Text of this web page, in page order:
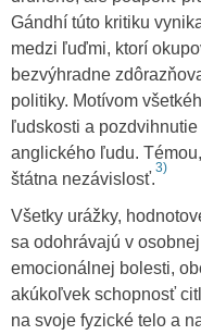
Gándhí túto kritiku
medzi ľuďmi, ktorí
bezvýhradne
politiky. Motívom
ľudskosti a
anglického ľudu.
štátna nezávislosť.
3)
Všetky urážky,
sa odohrávajú v
emocionálnej bolesti,
akúkoľvek schopnosť
na svoje fyzické telo a